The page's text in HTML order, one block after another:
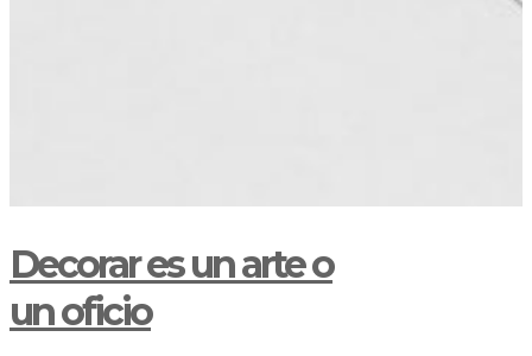
Decorar es un arte o
un oficio